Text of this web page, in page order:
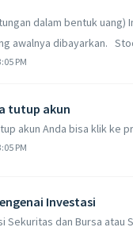
dalam bentuk
awalnya dibayarkan.
PM
tutup akun
akun Anda bisa klik ke
PM
Investasi
Sekuritas dan Bursa atau